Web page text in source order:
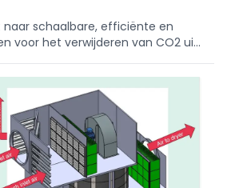
schaalbare, efficiënte en
voor het verwijderen van CO2 uit
en bouwde hiervoor al
IJsland.